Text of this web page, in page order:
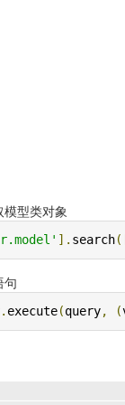
型类对象
]. search
句
. execute(query, (